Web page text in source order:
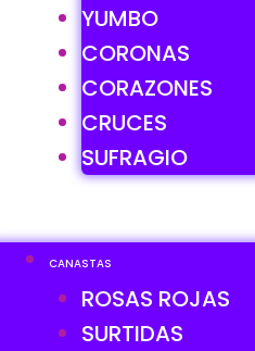
YUMBO
CORONAS
CORAZONES
CRUCES
SUFRAGIO
CANASTAS
ROSAS ROJAS
SURTIDAS